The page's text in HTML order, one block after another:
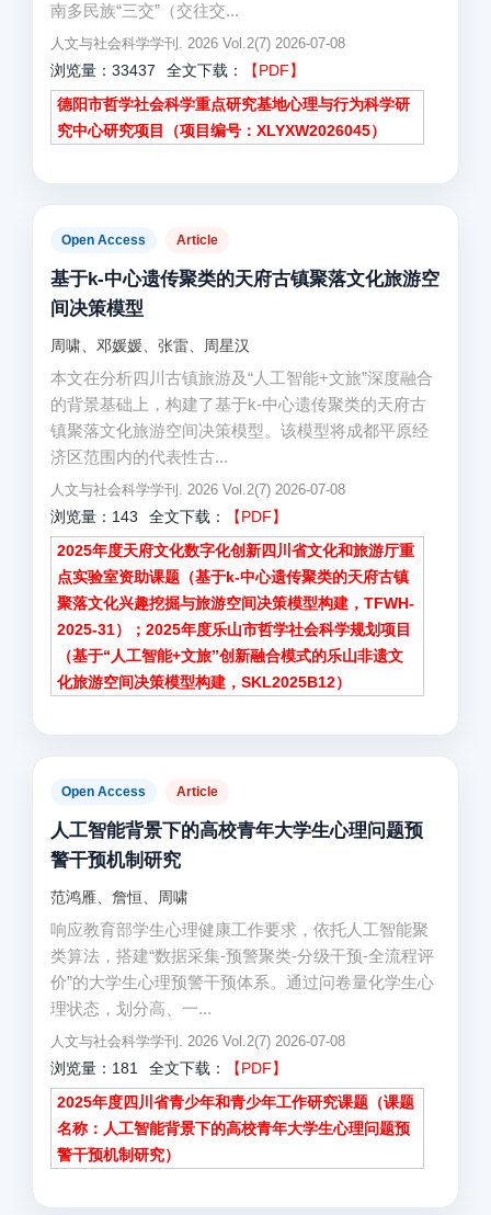
南多民族“三交”（交往交...
人文与社会科学学刊. 2026 Vol.2(7) 2026-07-08
浏览量：33437 全文下载：
【PDF】
德阳市哲学社会科学重点研究基地心理与行为科学研
究中心研究项目（项目编号：XLYXW2026045）
Open Access Article
基于k-中心遗传聚类的天府古镇聚落文化旅游空
间决策模型
周啸、邓媛媛、张雷、周星汉
本文在分析四川古镇旅游及“人工智能+文旅”深度融合
的背景基础上，构建了基于k-中心遗传聚类的天府古
镇聚落文化旅游空间决策模型。该模型将成都平原经
济区范围内的代表性古...
人文与社会科学学刊. 2026 Vol.2(7) 2026-07-08
浏览量：143 全文下载：
【PDF】
2025年度天府文化数字化创新四川省文化和旅游厅重
点实验室资助课题（基于k-中心遗传聚类的天府古镇
聚落文化兴趣挖掘与旅游空间决策模型构建，TFWH-
2025-31）；2025年度乐山市哲学社会科学规划项目
（基于“人工智能+文旅”创新融合模式的乐山非遗文
化旅游空间决策模型构建，SKL2025B12）
Open Access Article
人工智能背景下的高校青年大学生心理问题预
警干预机制研究
范鸿雁、詹恒、周啸
响应教育部学生心理健康工作要求，依托人工智能聚
类算法，搭建“数据采集-预警聚类-分级干预-全流程评
价”的大学生心理预警干预体系。通过问卷量化学生心
理状态，划分高、一...
人文与社会科学学刊. 2026 Vol.2(7) 2026-07-08
浏览量：181 全文下载：
【PDF】
2025年度四川省青少年和青少年工作研究课题（课题
名称：人工智能背景下的高校青年大学生心理问题预
警干预机制研究）